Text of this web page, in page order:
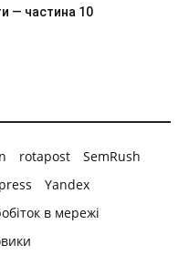
— частина 10
rotapost
SemRush
Yandex
в мережі